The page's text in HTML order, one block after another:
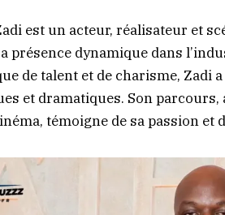
est un acteur, réalisateur et
présence dynamique dans
de talent et de charisme, Zadi
et dramatiques. Son
témoigne de sa passion et